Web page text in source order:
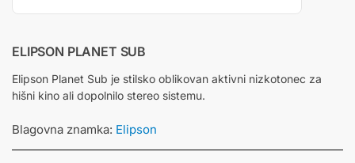
ELIPSON PLANET SUB
Elipson Planet Sub je stilsko oblikovan aktivni nizkotonec za
hišni kino ali dopolnilo stereo sistemu.
Blagovna znamka: Elipson